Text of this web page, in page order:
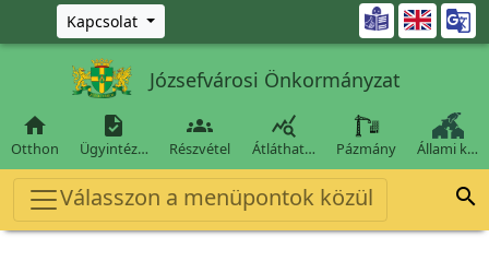
Ugrás a fő tartalomra
Kapcsolat 
Józsefvárosi Önkormányzat

Otthon

Ügyintéz…

Részvétel

Átláthat… Pázmány Állami k…
Válasszon a menüpontok közül 